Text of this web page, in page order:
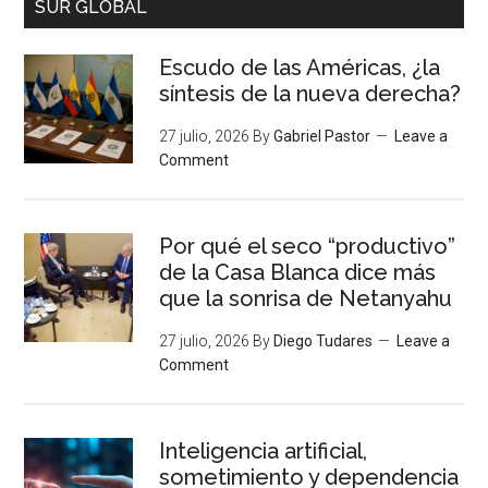
SUR GLOBAL
Escudo de las Américas, ¿la
síntesis de la nueva derecha?
27 julio, 2026 ByGabriel Pastor
Leave a
Comment
Por qué el seco “productivo”
de la Casa Blanca dice más
que la sonrisa de Netanyahu
27 julio, 2026 By Diego Tudares
Leave a
Comment
Inteligencia artificial,
sometimiento y dependencia